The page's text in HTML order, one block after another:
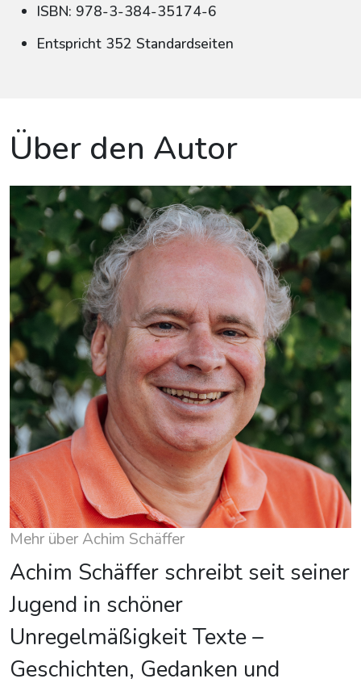
ISBN: 978-3-384-35174-6
Entspricht 352 Standardseiten
Über den Autor
Mehr über Achim Schäffer
Achim Schäffer schreibt seit seiner
Jugend in schöner
Unregelmäßigkeit Texte –
Geschichten, Gedanken und